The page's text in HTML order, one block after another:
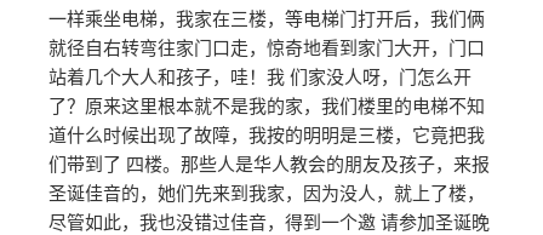
一样乘坐电梯，我家在三楼，等电梯门打开后，我们俩
就径自右转弯往家门口走，惊奇地看到家门大开，门口
站着几个大人和孩子，哇！我 们家没人呀，门怎么开
了？原来这里根本就不是我的家，我们楼里的电梯不知
道什么时候出现了故障，我按的明明是三楼，它竟把我
们带到了 四楼。那些人是华人教会的朋友及孩子，来报
圣诞佳音的，她们先来到我家，因为没人，就上了楼，
尽管如此，我也没错过佳音，得到一个邀 请参加圣诞晚